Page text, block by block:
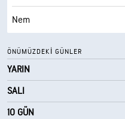
Nem
Çiy Noktası
AccuLumen Brightness Index™
Bulutlarla Kaplı
ÖNÜMÜZDEKI GÜNLER
YARIN
SALI
10 GÜN